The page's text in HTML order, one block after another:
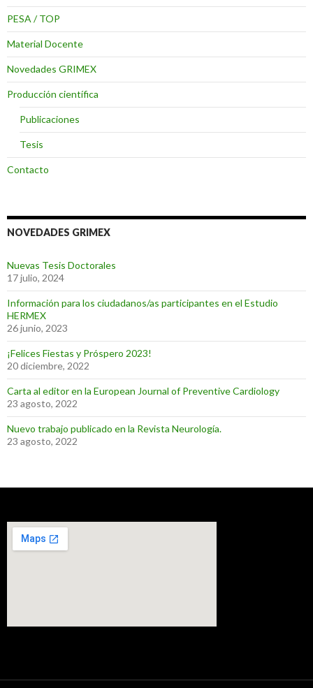
PESA / TOP
Material Docente
Novedades GRIMEX
Producción científica
Publicaciones
Tesis
Contacto
NOVEDADES GRIMEX
Nuevas Tesis Doctorales
17 julio, 2024
Información para los ciudadanos/as participantes en el Estudio
HERMEX
26 junio, 2023
¡Felices Fiestas y Próspero 2023!
20 diciembre, 2022
Carta al editor en la European Journal of Preventive Cardiology
23 agosto, 2022
Nuevo trabajo publicado en la Revista Neurología.
23 agosto, 2022